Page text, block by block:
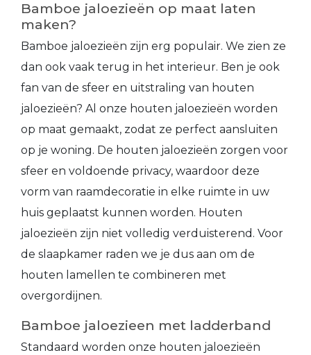
Bamboe jaloezieën op maat laten
maken?
Bamboe jaloezieën zijn erg populair. We zien ze
dan ook vaak terug in het interieur. Ben je ook
fan van de sfeer en uitstraling van houten
jaloezieën? Al onze houten jaloezieën worden
op maat gemaakt, zodat ze perfect aansluiten
op je woning. De houten jaloezieën zorgen voor
sfeer en voldoende privacy, waardoor deze
vorm van raamdecoratie in elke ruimte in uw
huis geplaatst kunnen worden. Houten
jaloezieën zijn niet volledig verduisterend. Voor
de slaapkamer raden we je dus aan om de
houten lamellen te combineren met
overgordijnen.
Bamboe jaloezieen met ladderband
Standaard worden onze houten jaloezieën